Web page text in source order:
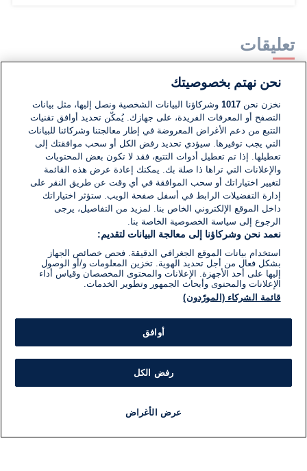
تعليقات
لا توجد تعليقات مكتوبة حتى الآن. كن الأول!
اكتب تعليقًا جديدًا ...
نحن نهتم بخصوصيتك
نخزن نحن1017 وشركاؤنا البيانات الشخصية ونصل إليها، مثل بيانات
التصفح أو المعرفات الفريدة، على جهازك. يُمكّن تحديد أوافق تقنيات
التتبع من دعم الأغراض المعروضة في إطار معالجتنا وشركائنا للبيانات
التي يجب توفيرها. سيؤدي تحديد رفض الكل أو سحب موافقتك إلى
تعطيلها. إذا تم تعطيل أدوات التتبع، فقد لا تكون بعض المحتويات
والإعلانات التي تراها ذا صلة بك. يمكنك إعادة عرض هذه القائمة
لتغيير اختياراتك أو سحب الموافقة في أي وقت عن طريق النقر على
إدارة التفضيلات الرابط في أسفل صفحة الويب. ستؤثر اختياراتك
داخل الموقع الإلكتروني الخاص بنا. لمزيد من التفاصيل، يرجى
الرجوع إلى سياسة الخصوصية الخاصة بنا.
نعمد نحن وشركاؤنا إلى معالجة البيانات لتقديم:
استخدام بيانات الموقع الجغرافي الدقيقة. فحص خصائص الجهاز
بشكل فعال من أجل تحديد الهوية. تخزين المعلومات و/أو الوصول
إليها على أحد الأجهزة. الإعلانات والمحتوى المخصصان وقياس أداء
الإعلانات والمحتوى وأبحاث الجمهور وتطوير الخدمات.
قائمة الشركاء (المورّدون)
أوافق
رفض الكل
عرض الأغراض